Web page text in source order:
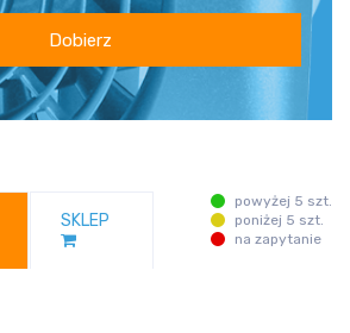
Dobierz
SKLEP
powyżej 5 szt.
poniżej 5 szt.
na zapytanie